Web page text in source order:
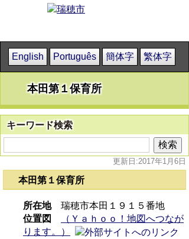
English Português 簡体字 繁体字
本田第１保育所
キーワード検索
更新日:2017年1月6日
本田第１保育所
所在地瑞穂市本田１９１５番地
位置図
（Ｙａｈｏｏ！地図へつなが
ります。）